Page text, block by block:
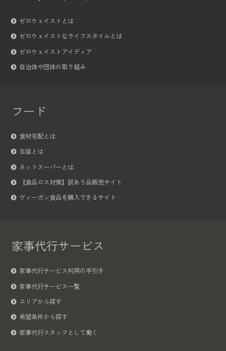
ゼロウェイストとは
ゼロウェイストなライフスタイルとは
ゼロウェイストアイディア
自治体や団体の取り組み
フード
食材宅配とは
生協とは
ネットスーパーとは
【食品ロス対策】訳あり品販売サイト
ヴィーガン食品を購入できるサイト
家事代行サービス
家事代行サービス利用の手引き
家事代行サービス一覧
エリアから探す
希望条件から探す
家事代行スタッフとして働く